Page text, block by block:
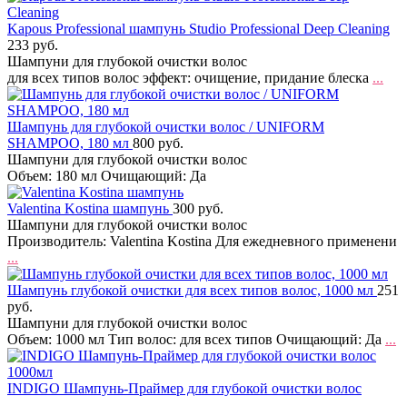
Kapous Professional шампунь Studio Professional Deep Cleaning
233 руб.
Шампуни для глубокой очистки волос
для всех типов волос эффект: очищение, придание блеска ...
Шампунь для глубокой очистки волос / UNIFORM
SHAMPOO, 180 мл 800 руб.
Шампуни для глубокой очистки волос
Объем: 180 мл Очищающий: Да
Valentina Kostina шампунь 300 руб.
Шампуни для глубокой очистки волос
Производитель: Valentina Kostina Для ежедневного применени
...
Шампунь глубокой очистки для всех типов волос, 1000 мл 251
руб.
Шампуни для глубокой очистки волос
Объем: 1000 мл Тип волос: для всех типов Очищающий: Да ...
INDIGO Шампунь-Праймер для глубокой очистки волос